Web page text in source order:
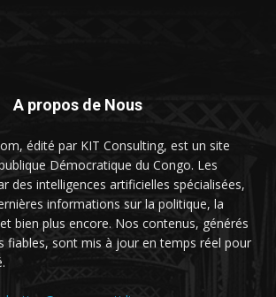
A propos de Nous
édité par KIT Consulting, est un site
Démocratique du Congo. Les
des intelligences artificielles spécialisées,
informations sur la politique, la
bien plus encore. Nos contenus, générés
fiables, sont mis à jour en temps réel pour